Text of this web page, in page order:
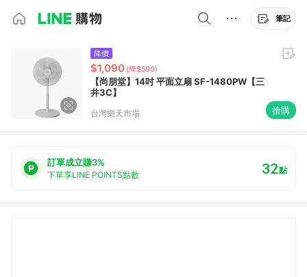
筆記
降價
$1,090 (降$590)
【尚朋堂】14吋 平面立扇 SF-1480PW【三
井3C】
台灣樂天市場 搶購
訂單成立賺3%
下單享LINE POINTS點數 32點